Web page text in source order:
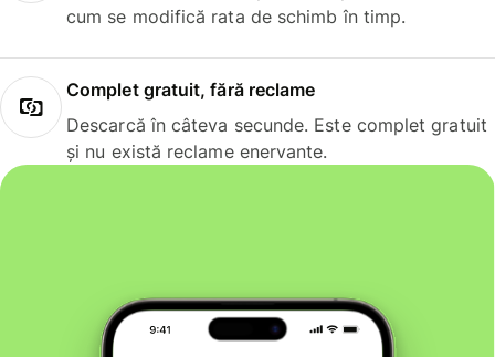
cum se modifică rata de schimb în timp.
Complet gratuit, fără reclame
Descarcă în câteva secunde. Este complet gratuit
și nu există reclame enervante.